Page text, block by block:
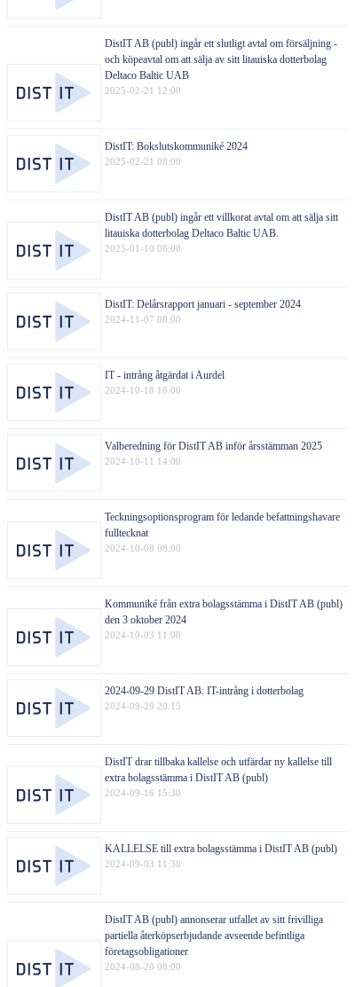
2025-02-21 12:00
DistIT AB (publ) ingår ett slutligt avtal om försäljning -
och köpeavtal om att sälja av sitt litauiska dotterbolag
Deltaco Baltic UAB
2025-02-21 08:00
DistIT: Bokslutskommuniké 2024
2025-01-10 08:00
DistIT AB (publ) ingår ett villkorat avtal om att sälja sitt
litauiska dotterbolag Deltaco Baltic UAB.
2024-11-07 08:00
DistIT: Delårsrapport januari - september 2024
2024-10-18 16:00
IT - intrång åtgärdat i Aurdel
2024-10-11 14:00
Valberedning för DistIT AB inför årsstämman 2025
2024-10-08 08:00
Teckningsoptionsprogram för ledande befattningshavare
fulltecknat
2024-10-03 11:00
Kommuniké från extra bolagsstämma i DistIT AB (publ)
den 3 oktober 2024
2024-09-29 20:15
2024-09-29 DistIT AB: IT-intrång i dotterbolag
2024-09-16 15:30
DistIT drar tillbaka kallelse och utfärdar ny kallelse till
extra bolagsstämma i DistIT AB (publ)
2024-09-03 11:30
KALLELSE till extra bolagsstämma i DistIT AB (publ)
2024-08-20 08:00
DistIT AB (publ) annonserar utfallet av sitt frivilliga
partiella återköpserbjudande avseende befintliga
företagsobligationer